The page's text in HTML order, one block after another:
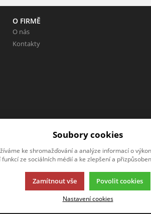
O FIRMĚ
O nás
Kontakty
napsat. Soubory cookies
ke shromažďování a analýze informací o
ze sociálních médií a ke zlepšení a
Zamítnout vše Povolit cookies
Nastavení cookies